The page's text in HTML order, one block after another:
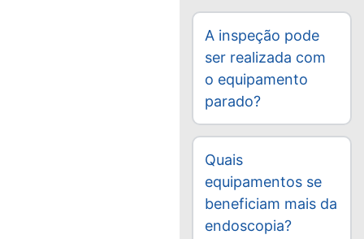
A inspeção pode
ser realizada com
o equipamento
parado?
Quais
equipamentos se
beneficiam mais da
endoscopia?